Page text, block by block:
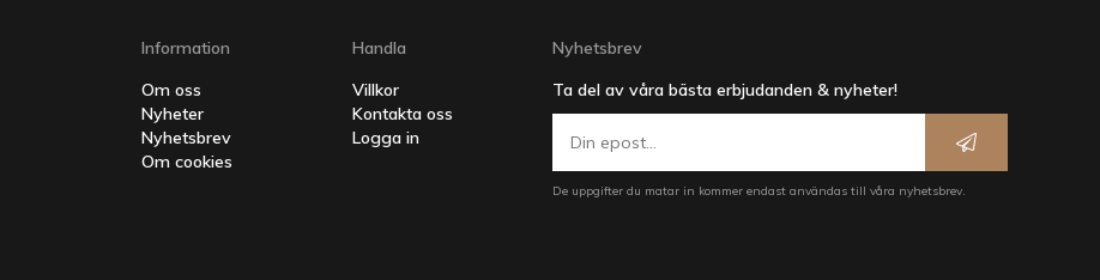
Information
Om oss
Nyheter
Nyhetsbrev
Om cookies
Handla
Villkor
Kontakta oss
Logga in
Nyhetsbrev
Ta del av våra bästa erbjudanden & nyheter!
De uppgifter du matar in kommer endast användas till våra nyhetsbrev.